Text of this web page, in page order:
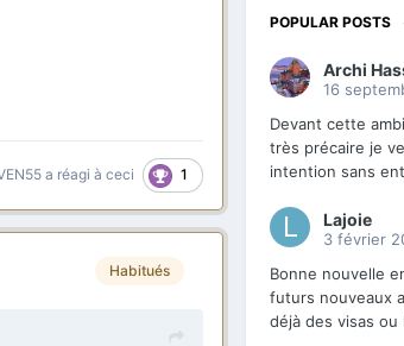
a réagi à ceci 1
Habitués
POPULAR POSTS
Archi
16
Devant cette
très précaire je
intention sans
Lajoie
3 février
Bonne nouvelle
futurs nouveaux
déjà des visas